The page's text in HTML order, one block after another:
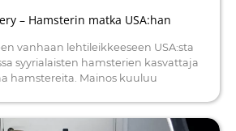
– Hamsterin matka USA:han
vanhaan lehtileikkeeseen USA:sta
syyrialaisten hamsterien kasvattaja
hamstereita. Mainos kuuluu